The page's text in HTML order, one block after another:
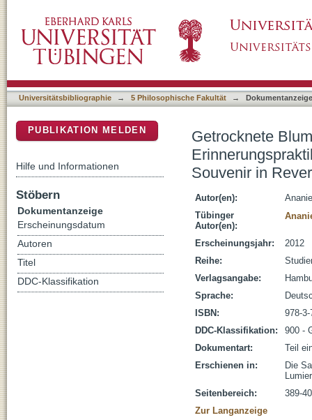
modischer Chiffre und intimem Souvenir in
Universitätsbibliographie → 5 Philosophische Fakultät → Dokumentanzeige
Getrocknete
Souvenir in
Autor(en):
Tübinger
Autor(en):
Erscheinungsjahr:
2012
Reihe:
Verlagsangabe:
Sprache:
ISBN:
978-
DDC-Klassifikation:
900 -
Dokumentart:
Teil
Erschienen in:
Die
Seitenbereich:
389-
Zur Langanzeige
PUBLIKATION MELDEN
Hilfe und Informationen
Stöbern
Dokumentanzeige
Erscheinungsdatum
Autoren
Titel
DDC-Klassifikation